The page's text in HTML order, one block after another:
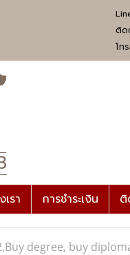
ติด
โ
รา การชำระเงิน ติ
degree, buy